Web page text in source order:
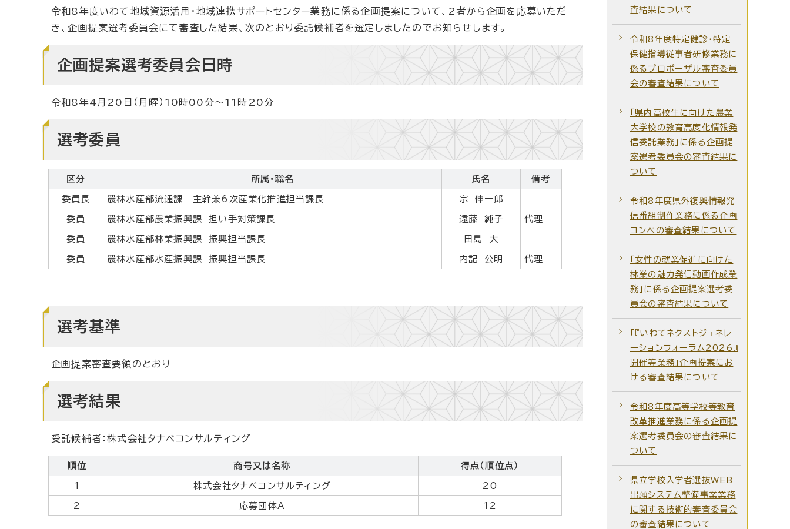
令和8年度いわて地域資源活用・地域連携サポートセンター業務に係る企画提案について、2者から企画を応募いただ
き、企画提案選考委員会にて審査した結果、次のとおり委託候補者を選定しましたのでお知らせします。
企画提案選考委員会日時
令和8年4月20日（月曜）10時00分～11時20分
選考委員
区分 所属・職名 氏名 備考
委員長 農林水産部流通課 主幹兼6次産業化推進担当課長 宗 伸一郎
委員 農林水産部農業振興課 担い手対策課長 遠藤 純子 代理
委員 農林水産部林業振興課 振興担当課長 田島 大
委員 農林水産部水産振興課 振興担当課長 内記 公明 代理
選考基準
企画提案審査要領のとおり
選考結果
受託候補者：株式会社タナベコンサルティング
順位 商号又は名称 得点（順位点）
1 株式会社タナベコンサルティング 20
2 応募団体A 12
査結果について
令和8年度特定健診・特定
保健指導従事者研修業務に
係るプロポーザル審査委員
会の審査結果について
「県内高校生に向けた農業
大学校の教育高度化情報発
信委託業務」に係る企画提
案選考委員会の審査結果に
ついて
令和8年度県外復興情報発
信番組制作業務に係る企画
コンペの審査結果について
「女性の就業促進に向けた
林業の魅力発信動画作成業
務」に係る企画提案選考委
員会の審査結果について
「『いわてネクストジェネレ
ーションフォーラム2026』
開催等業務」企画提案にお
ける審査結果について
令和8年度高等学校等教育
改革推進業務に係る企画提
案選考委員会の審査結果に
ついて
県立学校入学者選抜WEB
出願システム整備事業業務
に関する技術的審査委員会
の審査結果について